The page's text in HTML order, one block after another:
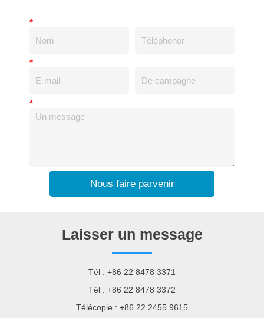
*
*
*
Nous faire parvenir
Laisser un message
Tél : +86 22 8478 3371
Tél : +86 22 8478 3372
Télécopie : +86 22 2455 9615